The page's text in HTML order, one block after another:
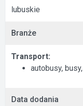
lubuskie
Branże
Transport:
autobusy,
Data dodania